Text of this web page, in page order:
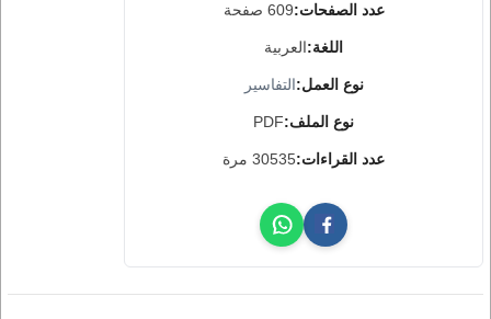
عدد الصفحات:609 صفحة
اللغة:العربية
نوع العمل:التفاسير
نوع الملف:PDF
عدد القراءات:30535 مرة